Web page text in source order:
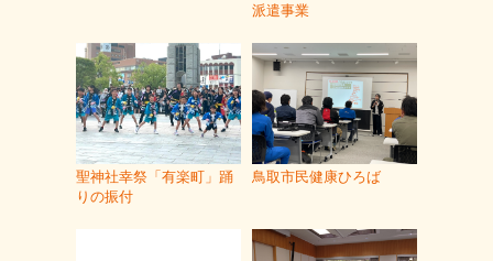
派遣事業
聖神社幸祭「有楽町」踊
りの振付
鳥取市民健康ひろば